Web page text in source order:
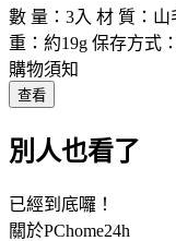
數 量：3入 材 質：山
重：約19g 保存方式
購物須知
查看
別人也看了
已經到底囉！
關於PChome24h